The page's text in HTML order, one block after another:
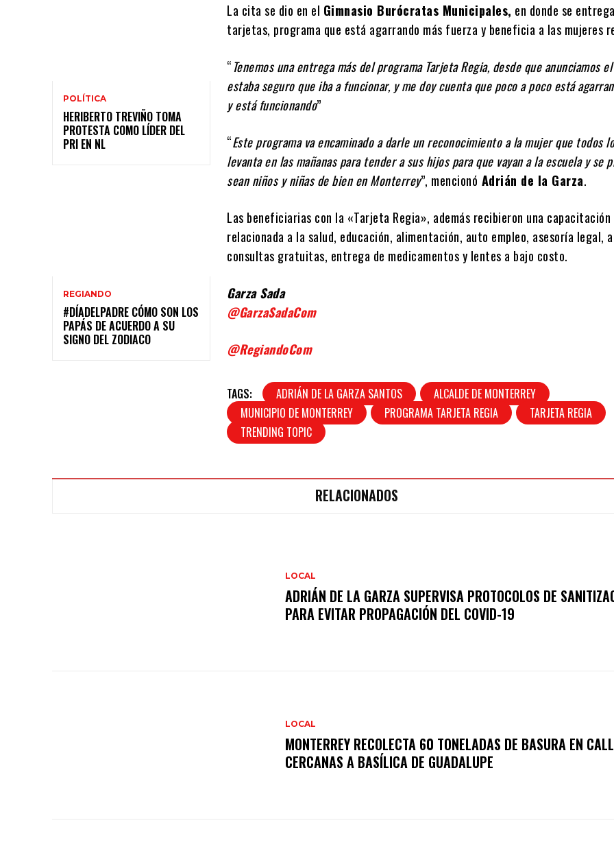
POLÍTICA
HERIBERTO TREVIÑO TOMA
PROTESTA COMO LÍDER DEL
PRI EN NL
REGIANDO
#DÍADELPADRE CÓMO SON LOS
PAPÁS DE ACUERDO A SU
SIGNO DEL ZODIACO
La cita se dio en el Gimnasio Burócratas Municipales, en donde se
tarjetas, programa que está agarrando más fuerza y beneficia a las mujeres
“Tenemos una entrega más del programa Tarjeta Regia, desde que anunciamos
estaba seguro que iba a funcionar, y me doy cuenta que poco a poco está
y está funcionando”
“Este programa va encaminado a darle un reconocimiento a la mujer que todos
levanta en las mañanas para tender a sus hijos para que vayan a la escuela y se
sean niños y niñas de bien en Monterrey”, mencionó Adrián de la Garza.
Las beneficiarias con la «Tarjeta Regia», además recibieron una capacitación
relacionada a la salud, educación, alimentación, auto empleo, asesoría legal,
consultas gratuitas, entrega de medicamentos y lentes a bajo costo.
Garza Sada
@GarzaSadaCom
@RegiandoCom
TAGS: ADRIÁN DE LA GARZA SANTOS
ALCALDE DE MONTERREY
MUNICIPIO DE MONTERREY
PROGRAMA TARJETA REGIA
TARJETA REGIA
TRENDING TOPIC
RELACIONADOS
LOCAL
ADRIÁN DE LA GARZA SUPERVISA PROTOCOLOS DE
PARA EVITAR PROPAGACIÓN DEL COVID-19
LOCAL
MONTERREY RECOLECTA 60 TONELADAS DE BASURA EN
CERCANAS A BASÍLICA DE GUADALUPE